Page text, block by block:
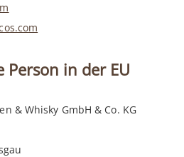
in der EU
& Whisky GmbH & Co. KG